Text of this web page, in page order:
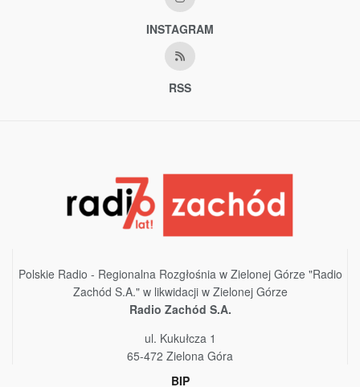
INSTAGRAM
RSS
Polskie Radio - Regionalna Rozgłośnia w Zielonej Górze "Radio
Zachód S.A." w likwidacji w Zielonej Górze
Radio Zachód S.A.
ul. Kukułcza 1
65-472 Zielona Góra
BIP